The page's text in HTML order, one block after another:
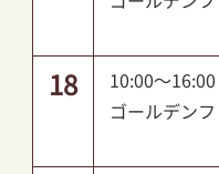
18
10:00～16:00
ゴールデン